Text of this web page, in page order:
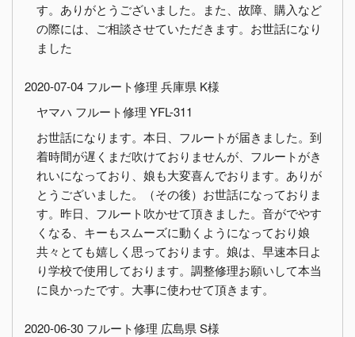
す。ありがとうございました。また、故障、購入など
の際には、ご相談させていただきます。お世話になり
ました
2020-07-04 フルート修理 兵庫県 K様
ヤマハ フルート修理 YFL-311
お世話になります。本日、フルートが届きました。到
着時間が遅くまだ吹けておりませんが、フルートがき
れいになっており、娘も大変喜んでおります。ありが
とうございました。（その後）お世話になっておりま
す。昨日、フルート吹かせて頂きました。音がでやす
くなる、キーもスムーズに動くようになっており娘
共々とても嬉しく思っております。娘は、早速本日よ
り学校で使用しております。調整修理お願いして本当
に良かったです。大事に使わせて頂きます。
2020-06-30 フルート修理 広島県 S様